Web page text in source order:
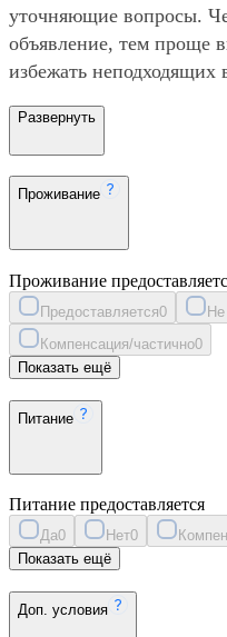
уточняющие вопросы.
объявление, тем проще
избежать неподходящих
Развернуть
Проживание
Проживание
Предоставляется0
Компенсация/частично0
Показать ещё
Питание
Питание предоставляется
Да0 Нет0
Показать ещё
Доп. условия